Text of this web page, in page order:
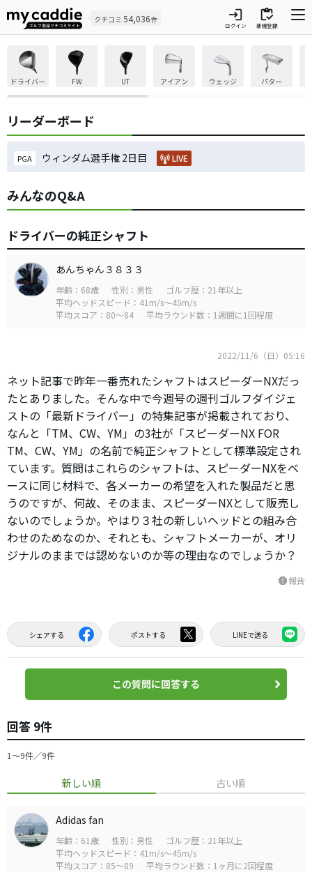
クチコミ 54,036件 login
ログイン
inventory
新規登録
ドライバー FW UT アイアン ウェッジ パター
リーダーボード
PGA ウィンダム選手権 2日目 LIVE
みんなのQ&A
ドライバーの純正シャフト
あんちゃん３８３３
年齢：68歳 性別：男性
ゴルフ歴：21年以上
平均ヘッドスピード：41m/s～45m/s
平均スコア：80～84
平均ラウンド数：1週間に1回程度
2022/11/6（日）05:16
ネット記事で昨年一番売れたシャフトはスピーダーNXだっ
たとありました。そんな中で今週号の週刊ゴルフダイジェ
ストの「最新ドライバー」の特集記事が掲載されており、
なんと「TM、CW、YM」の3社が「スピーダーNX FOR
TM、CW、YM」の名前で純正シャフトとして標準設定され
ています。質問はこれらのシャフトは、スピーダーNXをベ
ースに同じ材料で、各メーカーの希望を入れた製品だと思
うのですが、何故、そのまま、スピーダーNXとして販売し
ないのでしょうか。やはり３社の新しいヘッドとの組み合
わせのためなのか、それとも、シャフトメーカーが、オリ
ジナルのままでは認めないのか等の理由なのでしょうか？
report報告
シェアする ポストする LINEで送る
この質問に回答する
回答 9件
1〜9件／9件
新しい順 古い順
Adidas fan
年齢：61歳 性別：男性
ゴルフ歴：21年以上
平均ヘッドスピード：41m/s～45m/s
平均スコア：85～89
平均ラウンド数：1ヶ月に2回程度